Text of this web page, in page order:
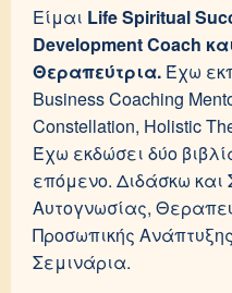
Είμαι Life Spiritual
Development Coach
Θεραπεύτρια. Έχω
Business Coaching
Constellation, Holistic
Έχω εκδώσει δύο
επόμενο. Διδάσκω και
Αυτογνωσίας,
Προσωπικής
Σεμινάρια.